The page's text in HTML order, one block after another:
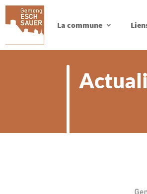
La commune